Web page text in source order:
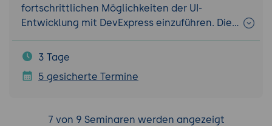
fortschrittlichen Möglichkeiten der UI-
Entwicklung mit DevExpress einzuführen. Die…
3 Tage
5 gesicherte Termine
7 von 9 Seminaren werden angezeigt